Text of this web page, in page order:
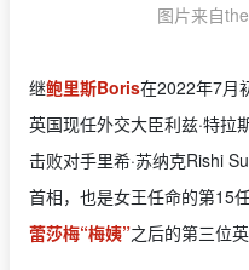
图片来自
继鲍里斯Boris在2022年7月
英国现任外交大臣利兹·特拉
击败对手里希·苏纳克Rishi
首相，也是女王任命的第15
蕾莎梅“梅姨”之后的第三位英